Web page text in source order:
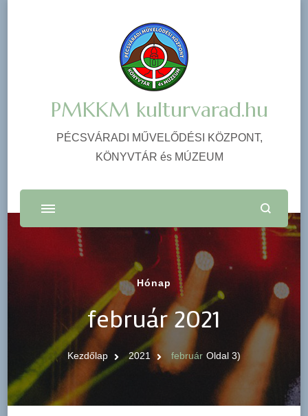
PMKKM kulturvarad.hu
PÉCSVÁRADI MŰVELŐDÉSI KÖZPONT,
KÖNYVTÁR és MÚZEUM
Hónap
február 2021
Kezdőlap 2021 február Oldal 3)